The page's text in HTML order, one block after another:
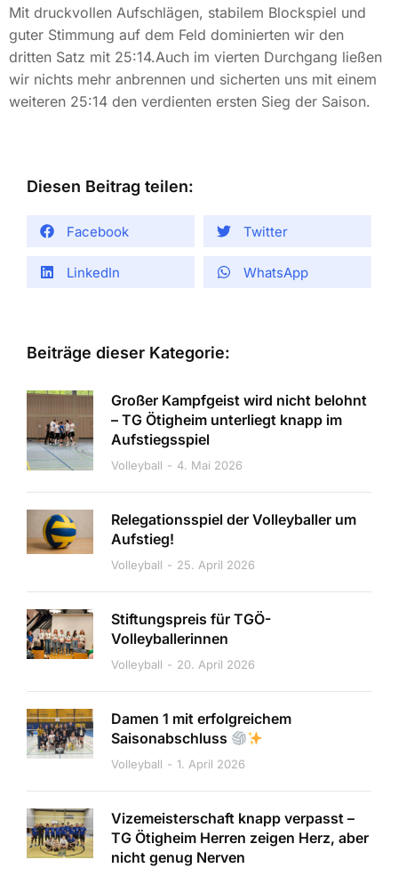
Mit druckvollen Aufschlägen, stabilem Blockspiel und
guter Stimmung auf dem Feld dominierten wir den
dritten Satz mit 25:14.Auch im vierten Durchgang ließen
wir nichts mehr anbrennen und sicherten uns mit einem
weiteren 25:14 den verdienten ersten Sieg der Saison.
Diesen Beitrag teilen:
Facebook Twitter
LinkedIn WhatsApp
Beiträge dieser Kategorie:
Großer Kampfgeist wird nicht belohnt
– TG Ötigheim unterliegt knapp im
Aufstiegsspiel
Volleyball 4. Mai 2026
Relegationsspiel der Volleyballer um
Aufstieg!
Volleyball 25. April 2026
Stiftungspreis für TGÖ-
Volleyballerinnen
Volleyball 20. April 2026
Damen 1 mit erfolgreichem
Saisonabschluss
Volleyball 1. April 2026
Vizemeisterschaft knapp verpasst –
TG Ötigheim Herren zeigen Herz, aber
nicht genug Nerven